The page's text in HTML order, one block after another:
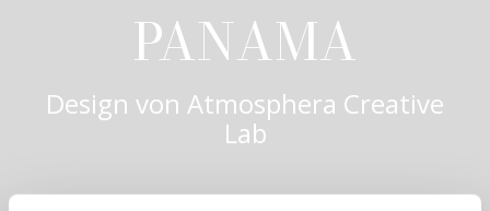
PANAMA
Design von Atmosphera Creative
Lab